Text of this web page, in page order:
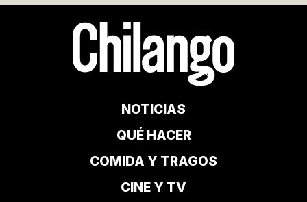
NOTICIAS
QUÉ HACER
COMIDA Y TRAGOS
CINE Y TV